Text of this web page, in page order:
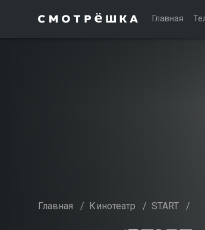
Главная
Главная / Кинотеатр / START /